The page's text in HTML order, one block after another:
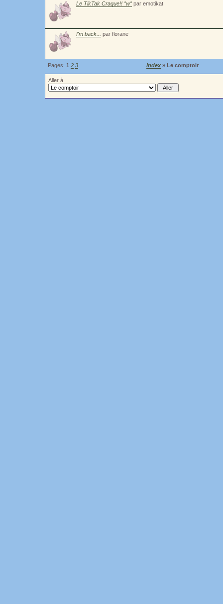
Le TikTak Craque!! °w° par emotikat
I'm back... par florane
Pages: 1 2 3 Index » Le comptoir
Aller à